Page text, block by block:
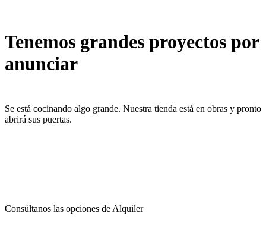
Tenemos grandes proyectos por
anunciar
Se está cocinando algo grande. Nuestra tienda está en obras y pronto
abrirá sus puertas.
Consúltanos las opciones de Alquiler